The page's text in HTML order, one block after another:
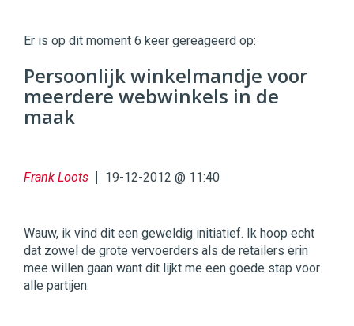
|
Digital
Commerce https://twinklemagazine.nl
96 54
Er is op dit moment 6 keer gereageerd op:
Persoonlijk winkelmandje voor
meerdere webwinkels in de
maak
Frank Loots 19-12-2012 @ 11:40
Wauw, ik vind dit een geweldig initiatief. Ik hoop echt
dat zowel de grote vervoerders als de retailers erin
mee willen gaan want dit lijkt me een goede stap voor
alle partijen.